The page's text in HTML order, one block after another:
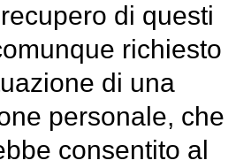
di questi
richiesto
di una
personale, che
consentito al